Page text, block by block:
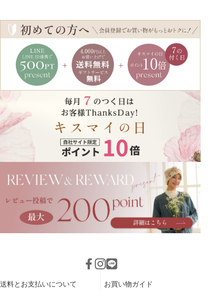
送料とお支払いについて お買い物ガイド